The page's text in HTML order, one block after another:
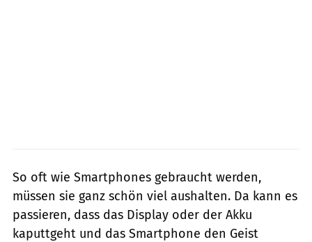
So oft wie Smartphones gebraucht werden,
müssen sie ganz schön viel aushalten. Da kann es
passieren, dass das Display oder der Akku
kaputtgeht und das Smartphone den Geist